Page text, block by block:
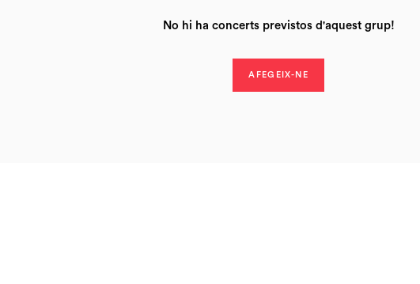
No hi ha concerts previstos d'aquest grup!
AFEGEIX-NE